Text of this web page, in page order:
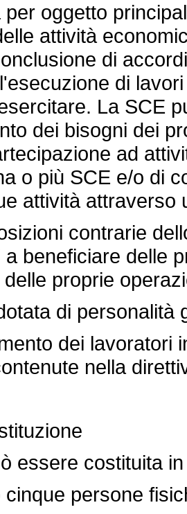
oggetto
attività
di
di
La SCE
dei bisogni dei
ad
o più SCE e/o di
attività attraverso
contrarie
beneficiare delle
proprie
di personalità
dei lavoratori
nella
essere costituita
persone